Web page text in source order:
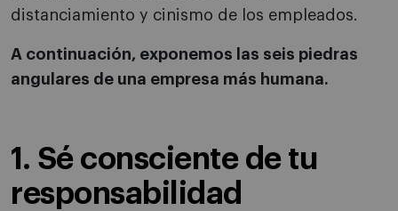
distanciamiento y cinismo de los empleados.
A continuación, exponemos las seis piedras
angulares de una empresa más humana.
1. Sé consciente de tu
responsabilidad